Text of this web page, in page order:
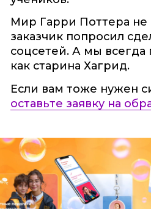
Мир Гарри Поттера не
заказчик попросил
соцсетей. А мы всегда
как старина Хагрид.
Если вам тоже нужен
оставьте заявку на